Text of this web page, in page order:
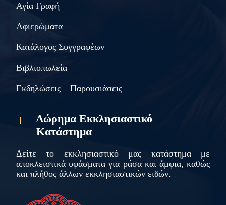
Αγία Γραφή
Αφιερώματα
Κατάλογος Συγγραφέων
Βιβλιοπωλεία
Εκδηλώσεις – Παρουσιάσεις
Δώρημα Εκκλησιαστικό
Κατάστημα
Δείτε το εκκλησιαστικό μας κατάστημα με
αποκλειστικά υφάσματα για ράσα και άμφια, καθώς
και πλήθος άλλων εκκλησιαστικών ειδών.